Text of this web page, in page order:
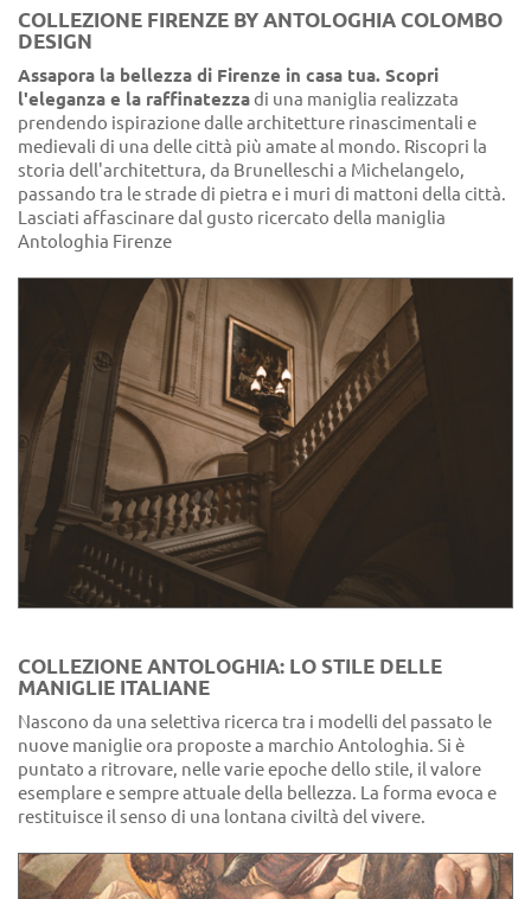
COLLEZIONE FIRENZE BY ANTOLOGHIA COLOMBO
DESIGN
Assapora la bellezza di Firenze in casa tua. Scopri
l'eleganza e la raffinatezzadi una maniglia realizzata
prendendo ispirazione dalle architetture rinascimentali e
medievali di una delle città più amate al mondo. Riscopri la
storia dell'architettura, da Brunelleschi a Michelangelo,
passando tra le strade di pietra e i muri di mattoni della città.
Lasciati affascinare dal gusto ricercato della maniglia
Antologhia Firenze
COLLEZIONE ANTOLOGHIA: LO STILE DELLE
MANIGLIE ITALIANE
Nascono da una selettiva ricerca tra i modelli del passato le
nuove maniglie ora proposte a marchio Antologhia. Si è
puntato a ritrovare, nelle varie epoche dello stile, il valore
esemplare e sempre attuale della bellezza. La forma evoca e
restituisce il senso di una lontana civiltà del vivere.